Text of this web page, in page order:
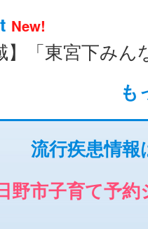
New!
も
流行疾患情
野市子育て予